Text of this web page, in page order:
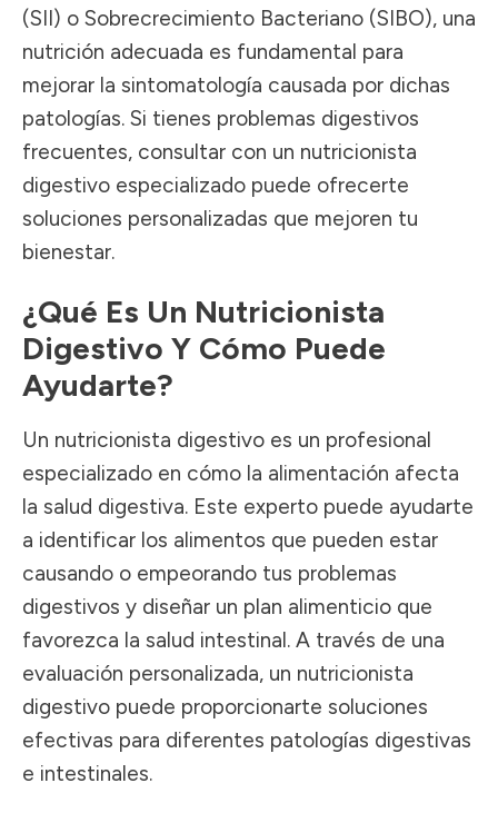
(SII) o Sobrecrecimiento Bacteriano (SIBO), una
nutrición adecuada es fundamental para
mejorar la sintomatología causada por dichas
patologías. Si tienes problemas digestivos
frecuentes, consultar con un nutricionista
digestivo especializado puede ofrecerte
soluciones personalizadas que mejoren tu
bienestar.
¿Qué Es Un Nutricionista
Digestivo Y Cómo Puede
Ayudarte?
Un nutricionista digestivo es un profesional
especializado en cómo la alimentación afecta
la salud digestiva. Este experto puede ayudarte
a identificar los alimentos que pueden estar
causando o empeorando tus problemas
digestivos y diseñar un plan alimenticio que
favorezca la salud intestinal. A través de una
evaluación personalizada, un nutricionista
digestivo puede proporcionarte soluciones
efectivas para diferentes patologías digestivas
e intestinales.